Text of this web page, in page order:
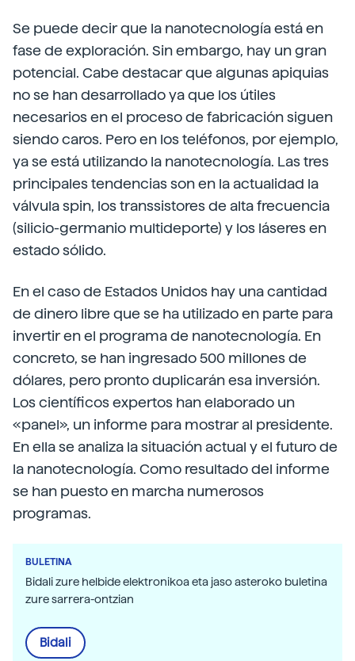
Se puede decir que la nanotecnología está en
fase de exploración. Sin embargo, hay un gran
potencial. Cabe destacar que algunas apiquias
no se han desarrollado ya que los útiles
necesarios en el proceso de fabricación siguen
siendo caros. Pero en los teléfonos, por ejemplo,
ya se está utilizando la nanotecnología. Las tres
principales tendencias son en la actualidad la
válvula spin, los transsistores de alta frecuencia
(silicio-germanio multideporte) y los láseres en
estado sólido.
En el caso de Estados Unidos hay una cantidad
de dinero libre que se ha utilizado en parte para
invertir en el programa de nanotecnología. En
concreto, se han ingresado 500 millones de
dólares, pero pronto duplicarán esa inversión.
Los científicos expertos han elaborado un
«panel», un informe para mostrar al presidente.
En ella se analiza la situación actual y el futuro de
la nanotecnología. Como resultado del informe
se han puesto en marcha numerosos
programas.
BULETINA
Bidali zure helbide elektronikoa eta jaso asteroko buletina
zure sarrera-ontzian
Bidali